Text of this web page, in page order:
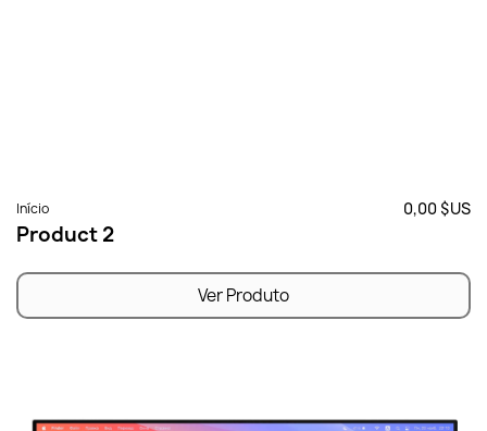
Início 0,00 $US
Product 2
Ver Produto